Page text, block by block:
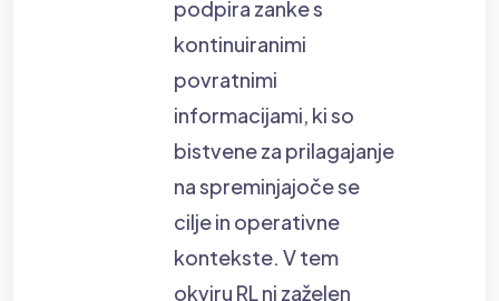
podpira zanke s
kontinuiranimi
povratnimi
informacijami, ki so
bistvene za prilagajanje
na spreminjajoče se
cilje in operativne
kontekste. V tem
okviru RL ni zaželen